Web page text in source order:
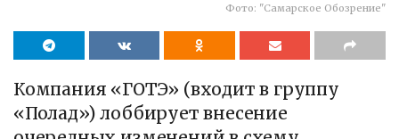
Фото: "Самарское Обозрение"
Компания «ГОТЭ» (входит в группу
«Полад») лоббирует внесение